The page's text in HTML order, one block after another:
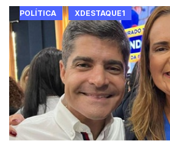
POLÍTICA XDESTAQUE1